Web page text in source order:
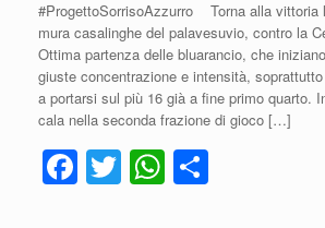
#ProgettoSorrisoAzzurro Torna alla vittoria
mura casalinghe del palavesuvio, contro la
Ottima partenza delle bluarancio, che
giuste concentrazione e intensità,
a portarsi sul più 16 già a fine primo quarto.
cala nella seconda frazione di gioco […]
F
a
T
wi
W
h